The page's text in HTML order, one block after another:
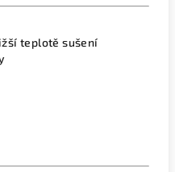
teplotě sušení